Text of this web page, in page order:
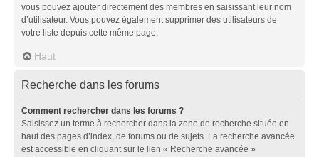
vous pouvez ajouter directement des membres en saisissant leur nom
d’utilisateur. Vous pouvez également supprimer des utilisateurs de
votre liste depuis cette même page.
Haut
Recherche dans les forums
Comment rechercher dans les forums ?
Saisissez un terme à rechercher dans la zone de recherche située en
haut des pages d’index, de forums ou de sujets. La recherche avancée
est accessible en cliquant sur le lien « Recherche avancée »